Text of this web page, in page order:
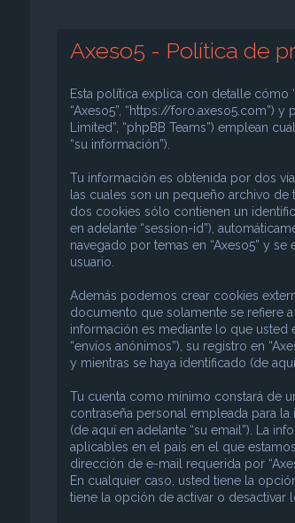
Axeso5 - Política de
Esta política explica con detalle cómo
“Axeso5”, “https://foro.axeso5.com”) y
Limited”, “phpBB Teams”) emplean
“su información”).
Tu información es obtenida por dos
las cuales son un pequeño archivo
dos cookies sólo contienen un
en adelante “session-id”),
navegado por temas en “Axeso5” y
usuario.
Además podemos crear cookies
documento que solamente se refiere
información es mediante lo que usted
“envíos anónimos”), su registro en
y mientras se haya identificado (de
Tu cuenta como mínimo constará de
contraseña personal empleada para
(de aquí en adelante “su email”). La
aplicables en el país en el que
dirección de e-mail requerida por
En cualquier caso, usted tiene la
tiene la opción de activar o desactivar